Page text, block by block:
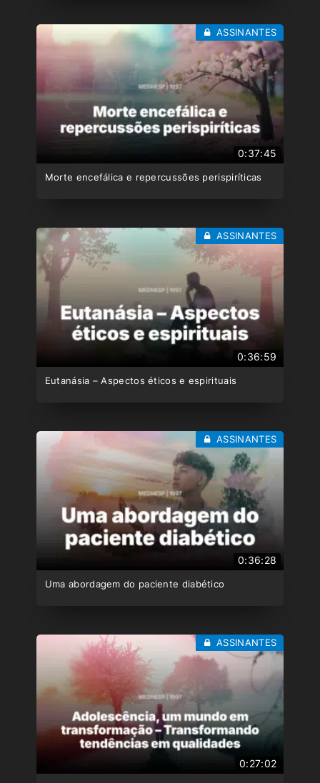
0:37:45
Morte encefálica e repercussões perispiríticas
ASSINANTES
0:36:59
Eutanásia – Aspectos éticos e espirituais
ASSINANTES
0:36:28
Uma abordagem do paciente diabético
ASSINANTES
0:27:02
ASSINANTES